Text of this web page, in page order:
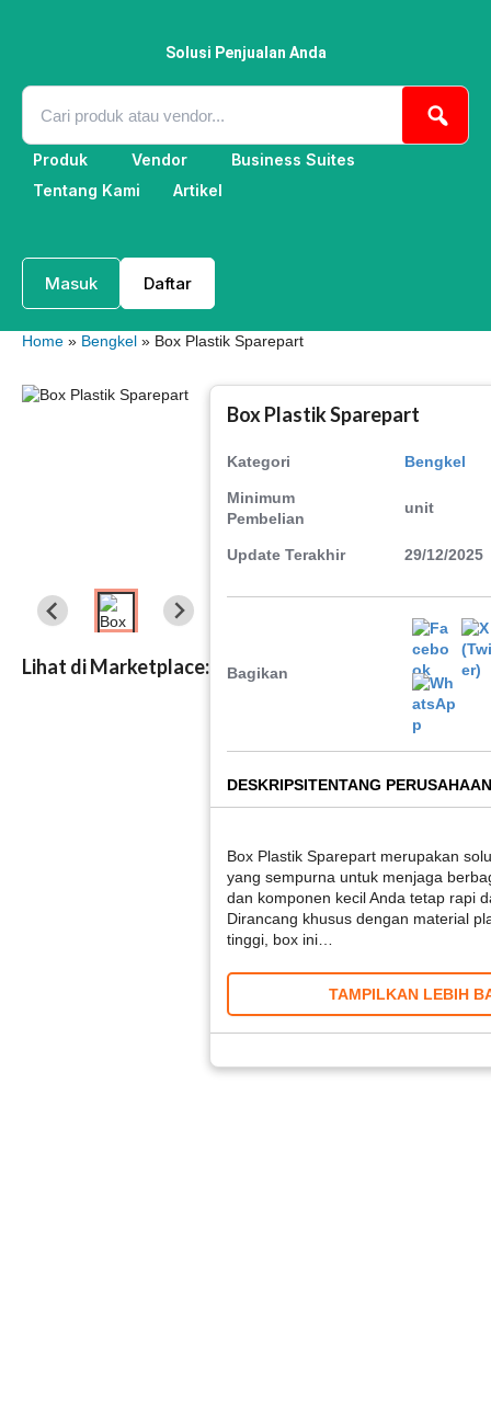
Solusi Penjualan Anda
Produk Vendor
Business Suites
Tentang Kami
Artikel
Masuk Daftar
Home » Bengkel » Box Plastik Sparepart
Lihat di Marketplace:
Box Plastik Sparepart
Kategori Bengkel
Minimum
Pembelian
unit
Update Terakhir 29/12/2025
Bagikan
DESKRIPSITENTANG PERUSAHAAN
Box Plastik Sparepart merupakan
yang sempurna untuk menjaga
dan komponen kecil Anda tetap rapi
Dirancang khusus dengan material
tinggi, box ini…
TAMPILKAN LEBIH